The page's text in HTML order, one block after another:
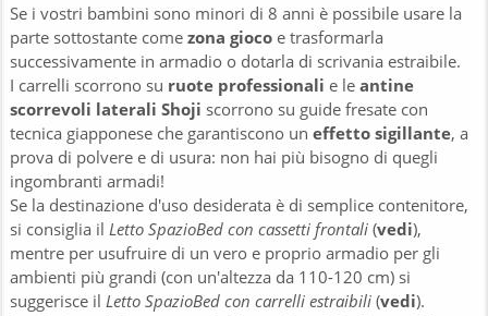
Se i vostri bambini sono minori di 8 anni è possibile usare la
parte sottostante come zona giocoe trasformarla
successivamente in armadio o dotarla di scrivania estraibile.
I carrelli scorrono su ruote professionali e le antine
scorrevoli laterali Shoji scorrono su guide fresate con
tecnica giapponese che garantiscono un effetto sigillante, a
prova di polvere e di usura: non hai più bisogno di quegli
ingombranti armadi!
Se la destinazione d'uso desiderata è di semplice contenitore,
si consiglia il Letto SpazioBed con cassetti frontali(vedi),
mentre per usufruire di un vero e proprio armadio per gli
ambienti più grandi (con un'altezza da 110-120 cm) si
suggerisce il Letto SpazioBed con carrelli estraibili(vedi).